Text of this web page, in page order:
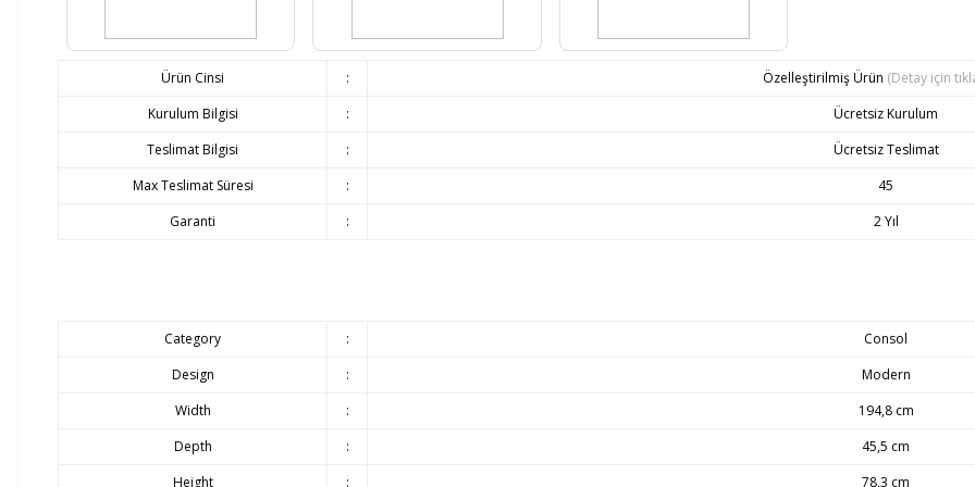
Ürün Cinsi : Özelleştirilmiş Ürün (Detay için
Kurulum Bilgisi
:
Ücretsiz Kurulum
Teslimat Bilgisi
:
Ücretsiz Teslimat
Max Teslimat Süresi
:
45
Garanti
: 2 Yıl
Category :
Consol
Design
:
Modern
Width
:
194,8 cm
Depth
:
45,5 cm
Height
:
78,3 cm